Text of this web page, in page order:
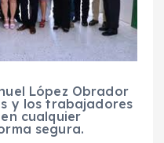
López Obrador
y los trabajadores
cualquier
segura.